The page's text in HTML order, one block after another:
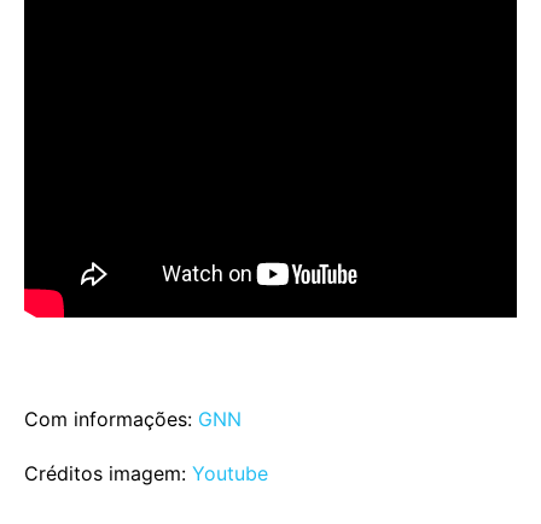
Com informações: GNN
Créditos imagem: Youtube